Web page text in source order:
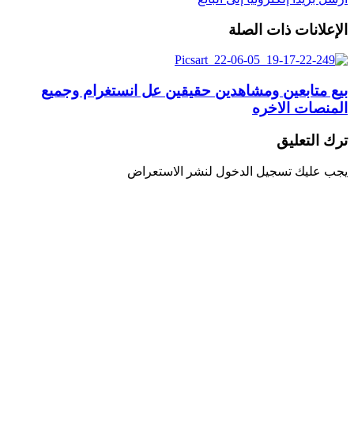
الإعلانات ذات الصلة
بيع متابعين ومشاهدين حقيقين عل انستغرام وجميع
المنصات الاخره
ترك التعليق
يجب عليك تسجيل الدخول لنشر الاستعراض